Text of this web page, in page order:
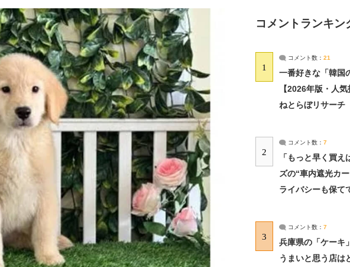
コメントランキン
1
コメント数： 21
一番好きな「韓国
【2026年版・人
ねとらぼリサーチ
2
コメント数： 7
「もっと早く買
ズの“車内遮光カ
ライバシーも保て
3
コメント数： 7
兵庫県の「ケー
うまいと思う店は